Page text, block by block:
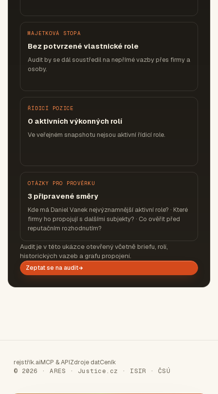
MAJETKOVÁ STOPA
Bez potvrzené vlastnické role
Audit by se dál soustředil na nepřímé vazby přes firmy a
osoby.
ŘÍDICÍ POZICE
0 aktivních výkonných rolí
Ve veřejném snapshotu nejsou aktivní řídicí role.
OTÁZKY PRO PROVĚRKU
3 připravené směry
Kde má Daniel Vanek nejvýznamnější aktivní role? · Které
firmy ho propojují s dalšími subjekty? · Co ověřit před
reputačním rozhodnutím?
Audit je v této ukázce otevřený včetně briefu, rolí,
historických vazeb a grafu propojení.
Zeptat se na audit
rejstřík.aiMCP & APIZdroje datCeník
© 2026 · ARES · Justice.cz · ISIR · ČSÚ